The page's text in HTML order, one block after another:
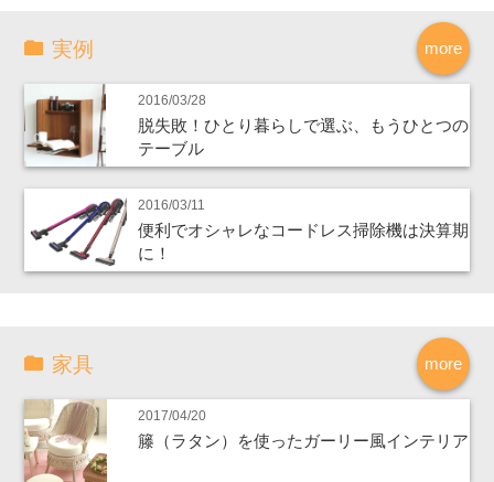
more
実例
2016/03/28
脱失敗！ひとり暮らしで選ぶ、もうひとつの
テーブル
2016/03/11
便利でオシャレなコードレス掃除機は決算期
に！
more
家具
2017/04/20
籐（ラタン）を使ったガーリー風インテリア